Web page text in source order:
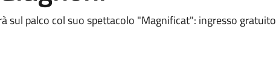
sul palco col suo spettacolo "Magnificat": ingresso gratuito